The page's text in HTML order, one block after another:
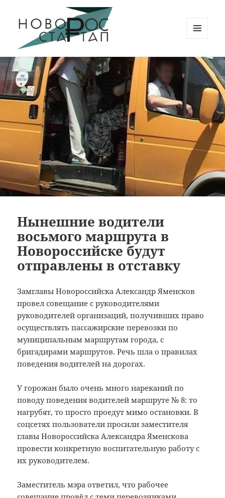
Новорос Стартап
ВИДЖЕТЫ
Нынешние водители
восьмого маршрута в
Новороссийске будут
отправлены в отставку
Замглавы Новороссийска Александр Яменсков
провел совещание с руководителями
руководителей организаций, получивших право
осуществлять пассажирские перевозки по
муниципальным маршрутам города, с
бригадирами маршрутов.Речь шла о правилах
поведения водителей на дорогах.
У горожан было очень много нареканий по
поводу поведения водителей маршруте № 8: то
нагрубят, то просто проедут мимо остановки. В
соцсетях пользователи просили заместителя
главы Новороссийска Александра Яменскова
провести конкретную воспитательную работу с
их руководителем.
Заместитель мэра ответил, что рабочее